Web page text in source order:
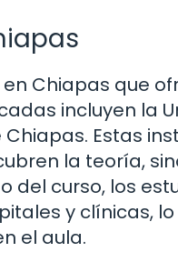
Chiapas que
incluyen la
Estas
la teoría,
del curso, los
y clínicas,
el aula.